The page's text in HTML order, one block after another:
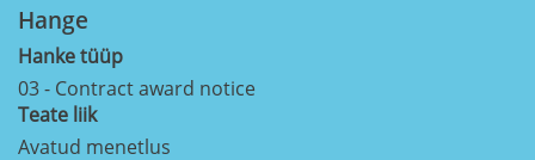
Hange
Hanke tüüp
03 - Contract award notice
Teate liik
Avatud menetlus